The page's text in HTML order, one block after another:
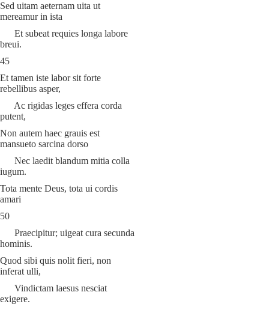
Sed uitam aeternam uita ut
mereamur in ista
Et subeat requies longa labore
breui.
45
Et tamen iste labor sit forte
rebellibus asper,
Ac rigidas leges effera corda
putent,
Non autem haec grauis est
mansueto sarcina dorso
Nec laedit blandum mitia colla
iugum.
Tota mente Deus, tota ui cordis
amari
50
Praecipitur; uigeat cura secunda
hominis.
Quod sibi quis nolit fieri, non
inferat ulli,
Vindictam laesus nesciat
exigere.